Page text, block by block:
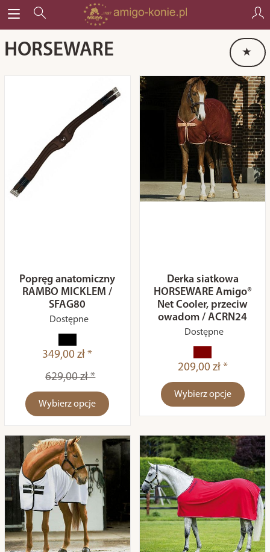
HORSEWARE
Popręg anatomiczny
RAMBO MICKLEM /
SFAG80
Dostępne
349,00 zł *
629,00 zł *
Wybierz opcje
Derka siatkowa
HORSEWARE Amigo®
Net Cooler, przeciw
owadom / ACRN24
Dostępne
209,00 zł *
Wybierz opcje